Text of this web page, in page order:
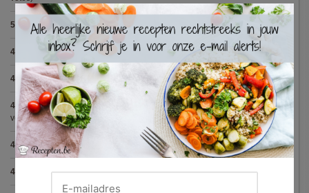
5.0 Capellini met scampi (Gordon Ramsay)(5 votes)
4.9 Tartaar van gerookte zalm(21 votes)
4.9:Gegrilde nougat met esdoornsiroop (13 votes)
4.9:Volkorenspaghetti in mosterdsaus met prei en spek (Colruyt)(12
votes)
4.9:Gemarineerde eendenfilet op een erwtenzalfje(12 votes)
4.9 Pizza chicken BBQ(11 votes)
×